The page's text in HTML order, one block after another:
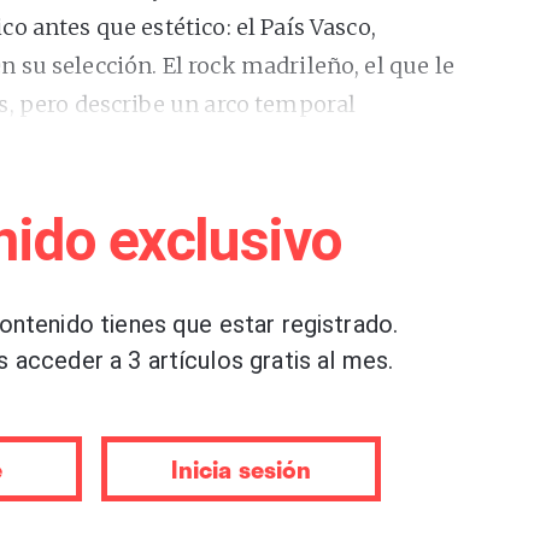
antes que estético: el País Vasco,
su selección. El rock madrileño, el que le
pero describe un arco temporal
y Bambino, aunque completamente
y familiar.
carnal” (1992)
Brooklyn” (1986)
(2015)
(1979)
exclusivo
tienes que estar registrado.
acceder a 3 artículos gratis al mes.
Inicia sesión